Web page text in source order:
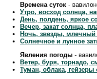
Времена суток -
Утро, восход солнца,
День, полдень, яркое
Вечер, закат солнца,
Ночь, звезды, млечный
Солнечное и лунное
Явления погоды -
Ветер, буря, торнадо,
Туман, облака, гейзеры